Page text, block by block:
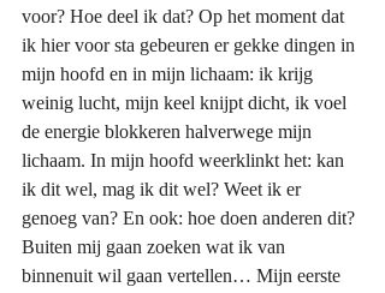
voor? Hoe deel ik dat? Op het moment dat
ik hier voor sta gebeuren er gekke dingen in
mijn hoofd en in mijn lichaam: ik krijg
weinig lucht, mijn keel knijpt dicht, ik voel
de energie blokkeren halverwege mijn
lichaam. In mijn hoofd weerklinkt het: kan
ik dit wel, mag ik dit wel? Weet ik er
genoeg van? En ook: hoe doen anderen dit?
Buiten mij gaan zoeken wat ik van
binnenuit wil gaan vertellen… Mijn eerste